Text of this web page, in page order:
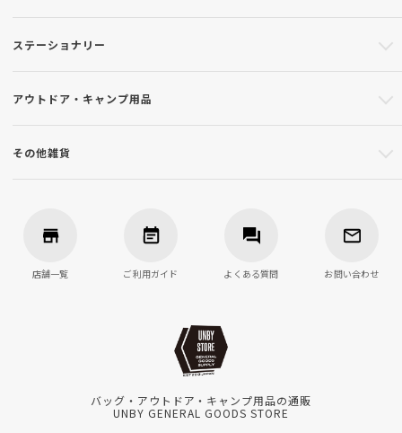
ステーショナリー
アウトドア・キャンプ用品
その他雑貨
店舗一覧 ご利用ガイド よくある質問 お問い合わせ
バッグ・アウトドア・キャンプ用品の通販
UNBY GENERAL GOODS STORE